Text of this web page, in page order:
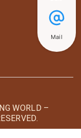
WORLD –
Mail